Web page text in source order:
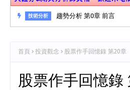
技術分析 趨勢分析 第0章 前言
首頁 投資觀念 股票作手回憶錄 第20章
股票作手回憶錄